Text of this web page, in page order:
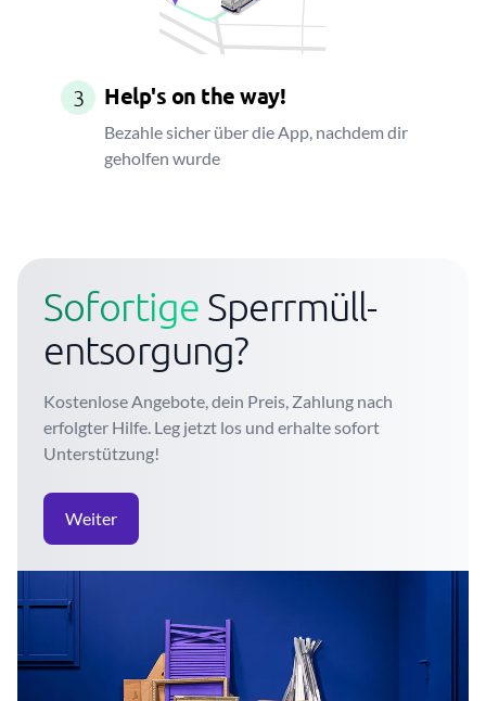
3 Help's on the way!
Bezahle sicher über die App, nachdem dir
geholfen wurde
Sofortige Sperrmüll-
entsorgung?
Kostenlose Angebote, dein Preis, Zahlung nach
erfolgter Hilfe. Leg jetzt los und erhalte sofort
Unterstützung!
Weiter